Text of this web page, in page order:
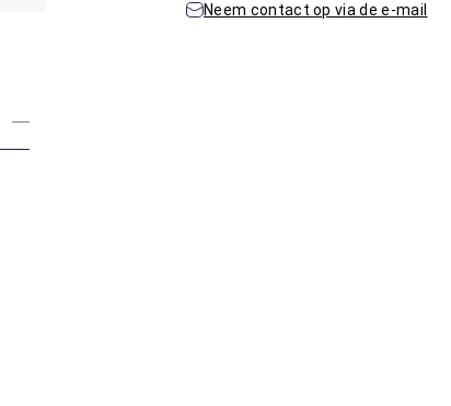
Neem contact op via de e-mail